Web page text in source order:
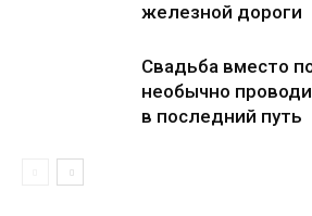
железной дороги
Свадьба вместо
необычно
в последний путь